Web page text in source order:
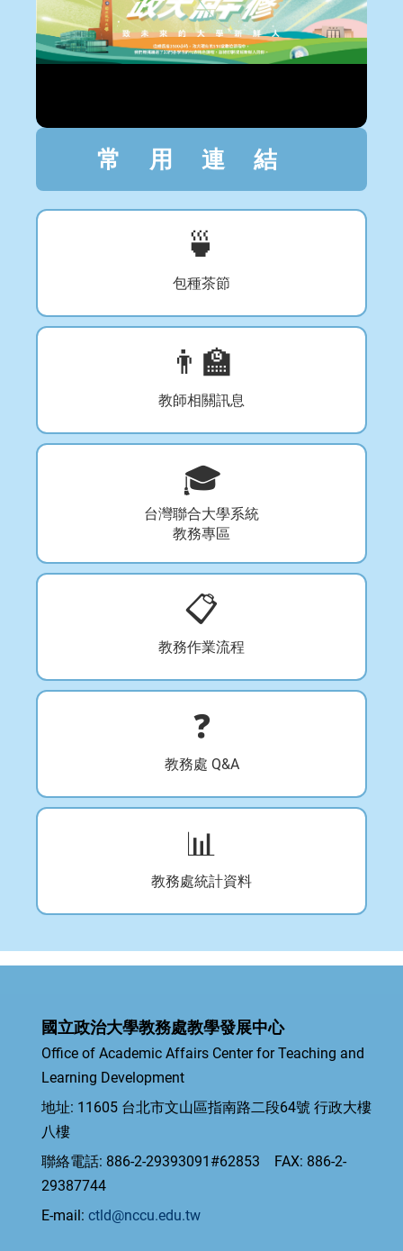
常用連結
🍵
包種茶節
👨‍🏫
教師相關訊息
🎓
台灣聯合大學系統
教務專區
📋
教務作業流程
❓
教務處 Q&A
📊
教務處統計資料
國立政治大學教務處教學發展中心
Office of Academic Affairs Center for Teaching and
Learning Development
地址: 11605 台北市文山區指南路二段64號 行政大樓
八樓
聯絡電話: 886-2-29393091#62853 FAX: 886-2-
29387744
E-mail: ctld@nccu.edu.tw